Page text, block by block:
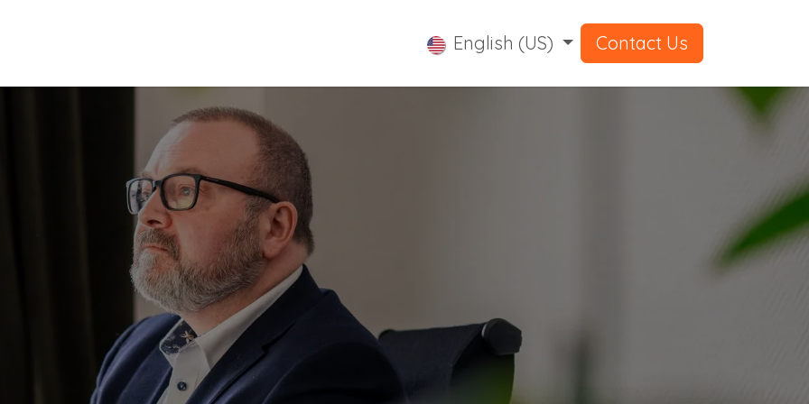
English (US) Contact Us